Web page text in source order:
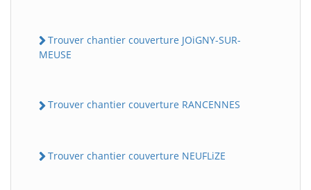
Trouver chantier couverture JOiGNY-SUR-
MEUSE
Trouver chantier couverture RANCENNES
Trouver chantier couverture NEUFLiZE